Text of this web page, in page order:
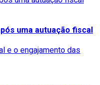
uma autuação fiscal